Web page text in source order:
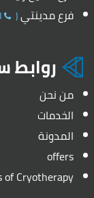
فرع مدينتي(
روابط
من نحن
الخدمات
المدونة
offers
Cryotherapy